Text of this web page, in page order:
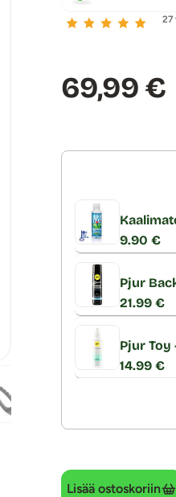
27
Hinta:
69,99 €
9.90 €
Pjur
21.99 €
Pjur Toy
14.99 €
Lisää ostoskoriin